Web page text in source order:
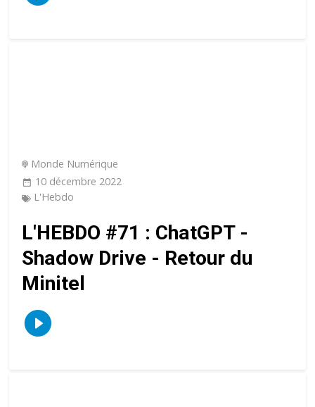
Monde Numérique
10 décembre 2022
L'Hebdo
L'HEBDO #71 : ChatGPT -
Shadow Drive - Retour du
Minitel